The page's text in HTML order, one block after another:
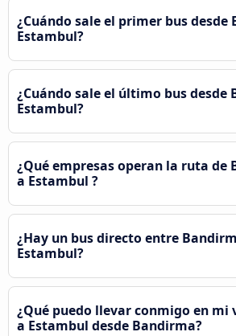
¿Cuándo sale el primer bus desde
Estambul?
¿Cuándo sale el último bus desde
Estambul?
¿Qué empresas operan la ruta de
a Estambul ?
¿Hay un bus directo entre
Estambul?
¿Qué puedo llevar conmigo en mi
a Estambul desde Bandirma?